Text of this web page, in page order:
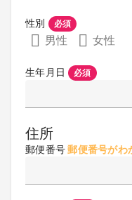
性別 必須
男性 女性
生年月日 必須
住所
郵便番号郵便番号がわ